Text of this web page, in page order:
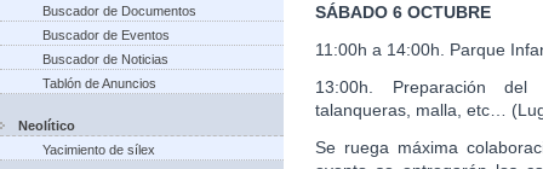
Buscador de Documentos
Buscador de Eventos
Buscador de Noticias
Tablón de Anuncios
Neolítico
Yacimiento de sílex
SÁBADO 6 OCTUBRE
11:00h a 14:00h. Parque
13:00h. Preparación
talanqueras, malla, etc…
Se ruega máxima